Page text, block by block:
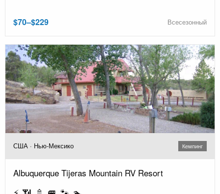
$70–$229 Всесезонный
США · Нью-Мексико Кемпинг
Albuquerque Tijeras Mountain RV Resort